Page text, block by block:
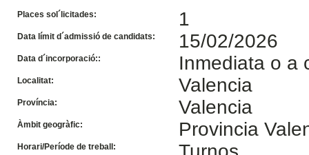
Places sol´licitades: 1
Data límit d´admissió de candidats: 15/02/2026
Data d´incorporació:: Inmediata o a
Localitat: Valencia
Província: Valencia
Àmbit geogràfic: Provincia
Horari/Període de treball: